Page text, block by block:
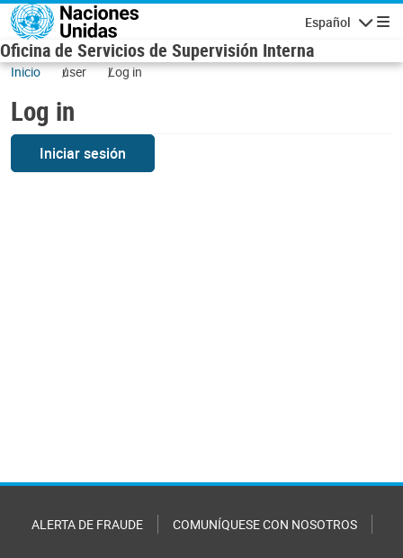
Skip to main content
Español
Oficina de Servicios de Supervisión Interna
Inicio user Log in
Log in
Iniciar sesión
ALERTA DE FRAUDE COMUNÍQUESE CON NOSOTROS